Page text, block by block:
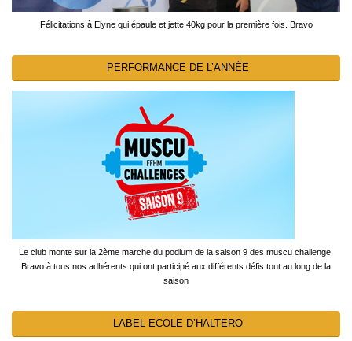
Félicitations à Elyne qui épaule et jette 40kg pour la première fois. Bravo
PERFORMANCE DE L’ANNÉE
Le club monte sur la 2ème marche du podium de la saison 9 des muscu challenge.
Bravo à tous nos adhérents qui ont participé aux différents défis tout au long de la
saison
LABEL ECOLE D’HALTERO